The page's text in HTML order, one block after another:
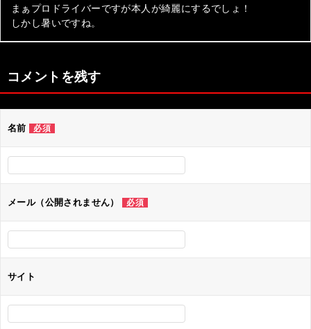
まぁプロドライバーですが本人が綺麗にするでしょ！
しかし暑いですね。
コメントを残す
名前 必須
メール（公開されません） 必須
サイト